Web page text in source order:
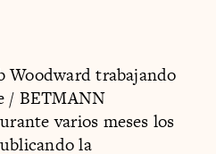
Woodward trabajando
/ BETMANN
varios meses los
la